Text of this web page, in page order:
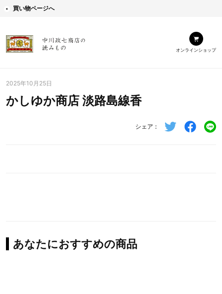
買い物ページへ
オンラインショップ
2025年10月25日
かしゆか商店 淡路島線香
シェア
あなたにおすすめの商品